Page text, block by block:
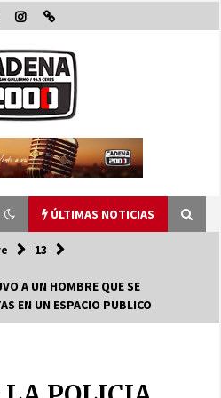
ÚLTIMAS NOTICIAS
de San Guillermo continúa
a la capacitación permanente de
13
A UN HOMBRE QUE SE
EN UN ESPACIO PUBLICO